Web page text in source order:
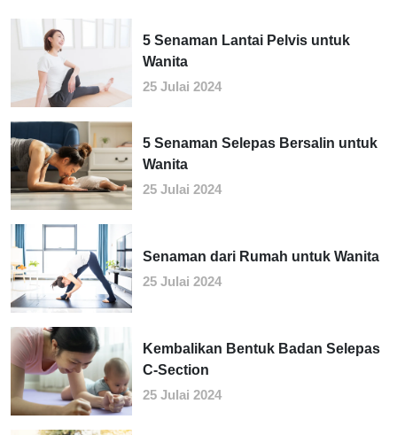
5 Senaman Lantai Pelvis untuk
Wanita
25 Julai 2024
5 Senaman Selepas Bersalin untuk
Wanita
25 Julai 2024
Senaman dari Rumah untuk Wanita
25 Julai 2024
Kembalikan Bentuk Badan Selepas
C-Section
25 Julai 2024